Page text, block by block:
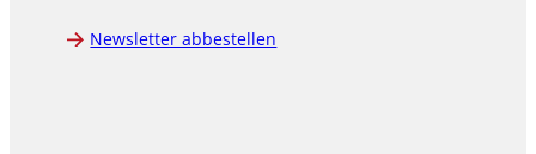
Newsletter abbestellen